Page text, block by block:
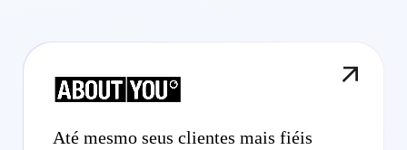
Até mesmo seus clientes mais fiéis